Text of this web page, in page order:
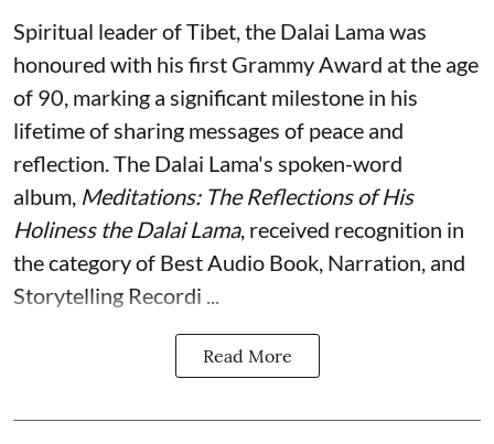
Spiritual leader of Tibet, the Dalai Lama was
honoured with his first Grammy Award at the age
of 90, marking a significant milestone in his
lifetime of sharing messages of peace and
reflection. The Dalai Lama's spoken-word
album, Meditations: The Reflections of His
Holiness the Dalai Lama, received recognition in
the category of Best Audio Book, Narration, and
Storytelling Recordi ...
Read More